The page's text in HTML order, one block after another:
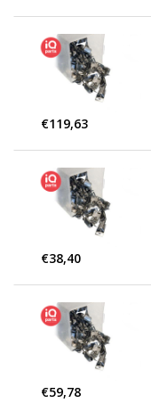
€119,63
€38,40
€59,78